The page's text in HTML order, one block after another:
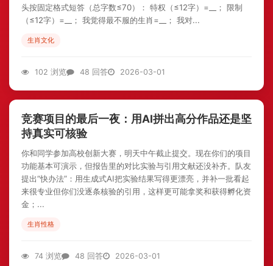
头按固定格式短答（总字数≤70）： 特权（≤12字）=__； 限制
（≤12字）=__； 我觉得最不服的生肖=__； 我对...
生肖文化
102 浏览 48 回答 2026-03-01
竞赛项目的最后一夜：用AI拼出高分作品还是坚
持真实可核验
你和同学参加高校创新大赛，明天中午截止提交。现在你们的项目
功能基本可演示，但报告里的对比实验与引用文献还没补齐。队友
提出“快办法”：用生成式AI把实验结果写得更漂亮，并补一批看起
来很专业但你们没逐条核验的引用，这样更可能拿奖和获得孵化资
金；...
生肖性格
74 浏览 48 回答 2026-03-01